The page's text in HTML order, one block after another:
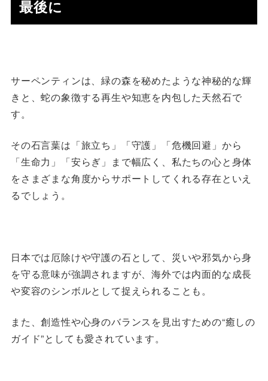
最後に
サーペンティンは、緑の森を秘めたような神秘的な輝
きと、蛇の象徴する再生や知恵を内包した天然石で
す。
その石言葉は「旅立ち」「守護」「危機回避」から
「生命力」「安らぎ」まで幅広く、私たちの心と身体
をさまざまな角度からサポートしてくれる存在といえ
るでしょう。
日本では厄除けや守護の石として、災いや邪気から身
を守る意味が強調されますが、海外では内面的な成長
や変容のシンボルとして捉えられることも。
また、創造性や心身のバランスを見出すための“癒しの
ガイド”としても愛されています。